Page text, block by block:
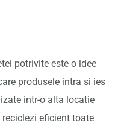
potrivite este o idee
produsele intra si ies
intr-o alta locatie
eficient toate